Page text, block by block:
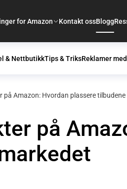
for Amazon Kontakt ossBlogg
& NettbutikkTips & TriksReklamer
på Amazon: Hvordan plassere
på